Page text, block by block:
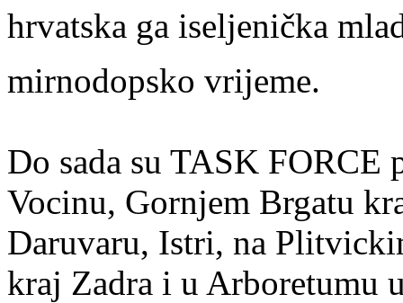
hrvatska ga iseljenička
mirnodopsko vrijeme.
Do sada su TASK FORCE
Vocinu, Gornjem Brgatu
Daruvaru, Istri, na
kraj Zadra i u Arboretumu